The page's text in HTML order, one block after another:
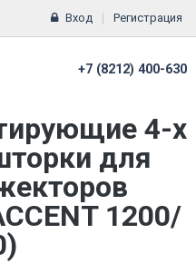
Вход Регистрация
+7 (8212) 400-630
4-х
для
1200/